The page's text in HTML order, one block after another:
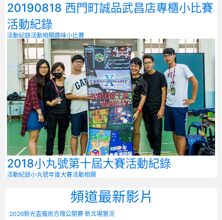
20190818 西門町誠品武昌店專櫃小比賽
活動紀錄
活動紀錄活動相關趣味小比賽
2018小丸號第十屆大賽活動紀錄
活動紀錄小丸號年度大賽活動相關
頻道最新影片
2026新光盃魔術方塊公開賽 新北場實況